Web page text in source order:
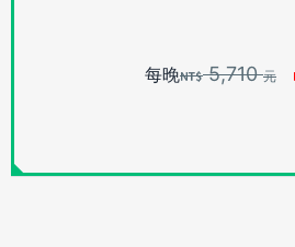
每晚 5,710元